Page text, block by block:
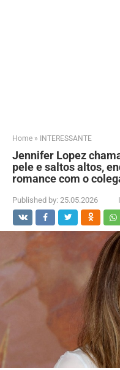
Home » INTERESSANTE
Jennifer Lopez
pele e saltos altos,
romance com o
Published by: 25.05.2026